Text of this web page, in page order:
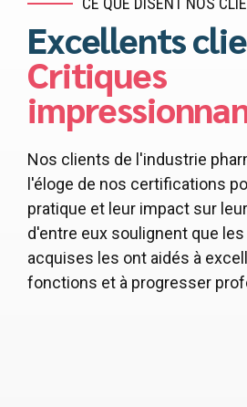
Excellents
Critiques
Nos clients de l'industrie
l'éloge de nos certifications
pratique et leur impact sur
d'entre eux soulignent que
acquises les ont aidés à
fonctions et à progresser